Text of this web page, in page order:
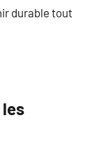
durable tout